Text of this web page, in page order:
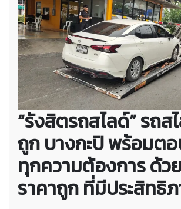
“รังสิตรถสไลด์” รถส
ถูก บางกะปิ พร้อมต
ทุกความต้องการ ด้ว
ราคาถูก ที่มีประสิทธิ